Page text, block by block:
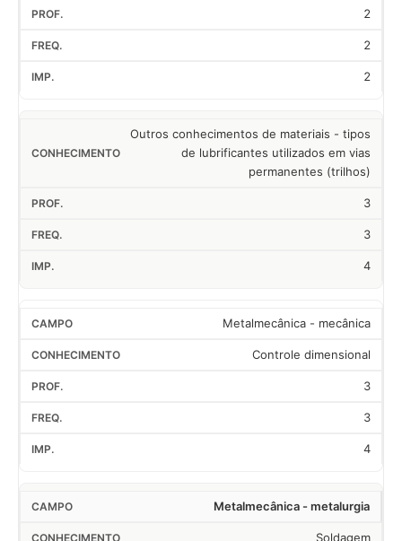
2
2
2
Outros conhecimentos de materiais - tipos
de lubrificantes utilizados em vias
permanentes (trilhos)
3
3
4
Metalmecânica - mecânica
Controle dimensional
3
3
4
Metalmecânica - metalurgia
Soldagem